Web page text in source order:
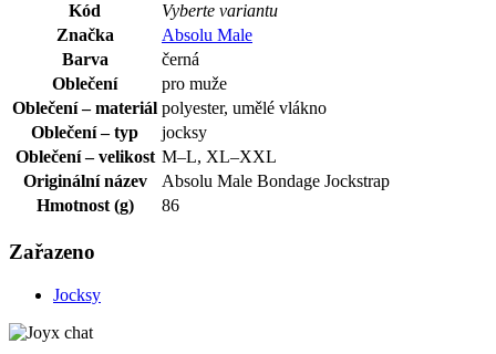
Kód
Vyberte variantu
Značka
Absolu Male
Barva
černá
Oblečení
pro muže
Oblečení – materiál polyester, umělé vlákno
Oblečení – typ
jocksy
Oblečení – velikost M–L, XL–XXL
Originální název
Absolu Male Bondage Jockstrap
Hmotnost (g)
86
Zařazeno
Jocksy